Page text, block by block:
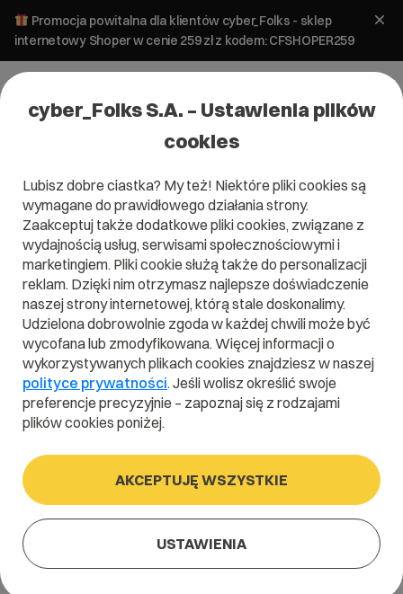
Promocja powitalna dla klientów cyber_Folks - sklep
internetowy Shoper w cenie 259 zł z kodem: CFSHOPER259
Domena .exposed
Skuteczność w sieci tylko .exposed!
.exposed
Szukaj
cyber_Folks S.A. – Ustawienia plików
cookies
Lubisz dobre ciastka? My też! Niektóre pliki cookies są
wymagane do prawidłowego działania strony.
Zaakceptuj także dodatkowe pliki cookies, związane z
wydajnością usług, serwisami społecznościowymi i
marketingiem. Pliki cookie służą także do personalizacji
reklam. Dzięki nim otrzymasz najlepsze doświadczenie
naszej strony internetowej, którą stale doskonalimy.
Udzielona dobrowolnie zgoda w każdej chwili może być
wycofana lub zmodyfikowana. Więcej informacji o
wykorzystywanych plikach cookies znajdziesz w naszej
polityce prywatności. Jeśli wolisz określić swoje
preferencje precyzyjnie – zapoznaj się z rodzajami
plików cookies poniżej.
AKCEPTUJĘ WSZYSTKIE
USTAWIENIA